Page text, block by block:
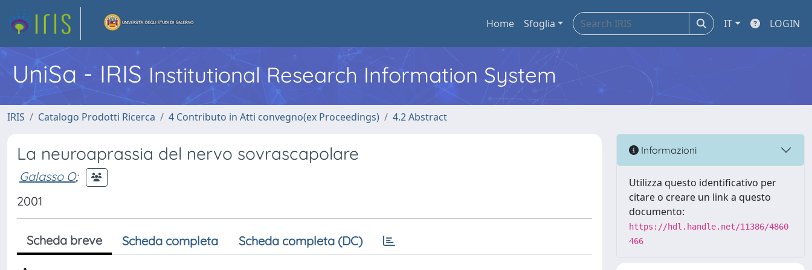
Home Sfoglia IT LOGIN
UniSa - IRIS Institutional Research Information System
IRIS Catalogo Prodotti Ricerca 4 Contributo in Atti convegno(ex Proceedings) 4.2 Abstract
La neuroaprassia del nervo sovrascapolare
Galasso O;
2001
Scheda breve Scheda completa Scheda completa (DC)
Informazioni
Utilizza questo identificativo per
citare o creare un link a questo
documento:
https://hdl.handle.net/11386/4860
466